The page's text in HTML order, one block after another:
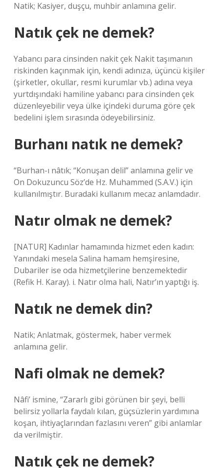
Natik; Kasiyer, duşçu, muhbir anlamına gelir.
Natık çek ne demek?
Yabancı para cinsinden nakit çek Nakit taşımanın
riskinden kaçınmak için, kendi adınıza, üçüncü kişiler
(şirketler, okullar, resmi kurumlar vb.) adına veya
yurtdışındaki hamiline yabancı para cinsinden çek
düzenleyebilir veya ülke içindeki duruma göre çek
bedelini işlem sırasında ödeyebilirsiniz.
Burhanı natık ne demek?
“Burhan-ı nâtık; “Konuşan delil” anlamına gelir ve
On Dokuzuncu Söz’de Hz. Muhammed (S.A.V.) için
kullanılmıştır. Buradaki kullanım mecaz anlamdadır.
Natır olmak ne demek?
[NATUR] Kadınlar hamamında hizmet eden kadın:
Yanındaki mesela Salina hamam hemşiresine,
Dubariler ise oda hizmetçilerine benzemektedir
(Refik H. Karay). i. Natır olma hali, Natır’ın yaptığı iş.
Natık ne demek din?
Natik; Anlatmak, göstermek, haber vermek
anlamına gelir.
Nafi olmak ne demek?
Nâfi’ ismine, “Zararlı gibi görünen bir şeyi, belli
belirsiz yollarla faydalı kılan, güçsüzlerin yardımına
koşan, ihtiyaçlarından fazlasını veren” gibi anlamlar
da verilmiştir.
Natık çek ne demek?